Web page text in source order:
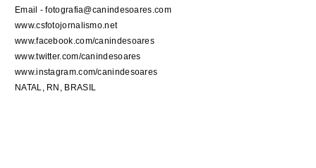
Email - fotografia@canindesoares.com
www.csfotojornalismo.net
www.facebook.com/canindesoares
www.twitter.com/canindesoares
www.instagram.com/canindesoares
NATAL, RN, BRASIL